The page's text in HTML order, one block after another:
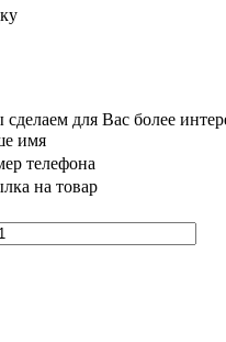
для Вас более
имя
телефона
на товар